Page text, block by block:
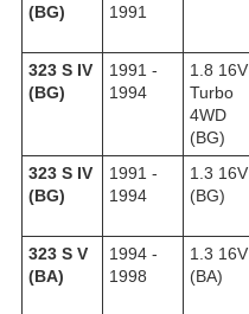
(BG)
1991
323 S IV
(BG)
1991 -
1994
1.8 16V
Turbo
4WD
(BG)
323 S IV
(BG)
1991 -
1994
1.3 16V
(BG)
323 S V
(BA)
1994 -
1998
1.3 16V
(BA)